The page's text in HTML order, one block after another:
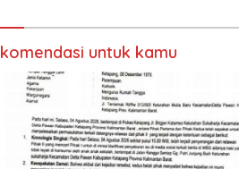
untuk kamu